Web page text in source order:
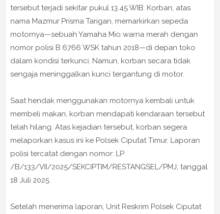
tersebut terjadi sekitar pukul 13.45 WIB. Korban, atas
nama Mazmur Prisma Tarigan, memarkirkan sepeda
motornya—sebuah Yamaha Mio warna merah dengan
nomor polisi B 6766 WSK tahun 2018—di depan toko
dalam kondisi terkunci. Namun, korban secara tidak
sengaja meninggalkan kunci tergantung di motor.
Saat hendak menggunakan motornya kembali untuk
membeli makan, korban mendapati kendaraan tersebut
telah hilang. Atas kejadian tersebut, korban segera
melaporkan kasus ini ke Polsek Ciputat Timur. Laporan
polisi tercatat dengan nomor: LP
/B/133/VII/2025/SEKCIPTIM/RESTANGSEL/PMJ, tanggal
18 Juli 2025.
Setelah menerima laporan, Unit Reskrim Polsek Ciputat